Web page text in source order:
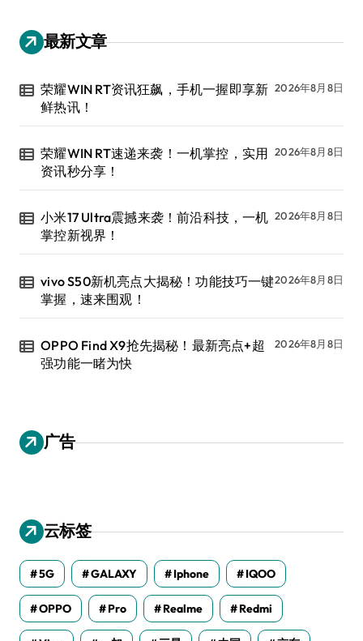
最新文章
荣耀WIN RT资讯狂飙，手机一握即享新
鲜热讯！
2026年8月8日
荣耀WIN RT速递来袭！一机掌控，实用
资讯秒分享！
2026年8月8日
小米17 Ultra震撼来袭！前沿科技，一机
掌控新视界！
2026年8月8日
vivo S50新机亮点大揭秘！功能技巧一键
掌握，速来围观！
2026年8月8日
OPPO Find X9抢先揭秘！最新亮点+超
强功能一睹为快
2026年8月8日
广告
云标签
5G GALAXY Iphone IQOO
OPPO Pro Realme Redmi